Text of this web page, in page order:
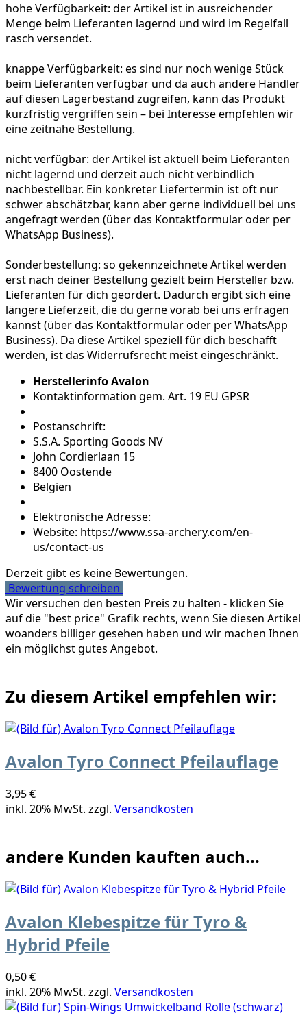
hohe Verfügbarkeit: der Artikel ist in ausreichender
Menge beim Lieferanten lagernd und wird im Regelfall
rasch versendet.
knappe Verfügbarkeit: es sind nur noch wenige Stück
beim Lieferanten verfügbar und da auch andere Händler
auf diesen Lagerbestand zugreifen, kann das Produkt
kurzfristig vergriffen sein – bei Interesse empfehlen wir
eine zeitnahe Bestellung.
nicht verfügbar: der Artikel ist aktuell beim Lieferanten
nicht lagernd und derzeit auch nicht verbindlich
nachbestellbar. Ein konkreter Liefertermin ist oft nur
schwer abschätzbar, kann aber gerne individuell bei uns
angefragt werden (über das Kontaktformular oder per
WhatsApp Business).
Sonderbestellung: so gekennzeichnete Artikel werden
erst nach deiner Bestellung gezielt beim Hersteller bzw.
Lieferanten für dich geordert. Dadurch ergibt sich eine
längere Lieferzeit, die du gerne vorab bei uns erfragen
kannst (über das Kontaktformular oder per WhatsApp
Business). Da diese Artikel speziell für dich beschafft
werden, ist das Widerrufsrecht meist eingeschränkt.
Herstellerinfo Avalon
Kontaktinformation gem. Art. 19 EU GPSR
Postanschrift:
S.S.A. Sporting Goods NV
John Cordierlaan 15
8400 Oostende
Belgien
Elektronische Adresse:
Website: https://www.ssa-archery.com/en-
us/contact-us
Derzeit gibt es keine Bewertungen.
Bewertung schreiben
Wir versuchen den besten Preis zu halten - klicken Sie
auf die "best price" Grafik rechts, wenn Sie diesen Artikel
woanders billiger gesehen haben und wir machen Ihnen
ein möglichst gutes Angebot.
Zu diesem Artikel empfehlen wir:
Avalon Tyro Connect Pfeilauflage
3,95 €
inkl. 20% MwSt. zzgl. Versandkosten
andere Kunden kauften auch...
Avalon Klebespitze für Tyro &
Hybrid Pfeile
0,50 €
inkl. 20% MwSt. zzgl. Versandkosten